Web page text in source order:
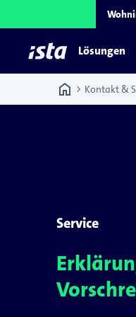
Lösungen
home chevron_right Kontakt &
Service